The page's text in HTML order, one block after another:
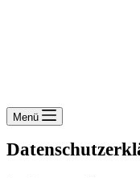
Menü